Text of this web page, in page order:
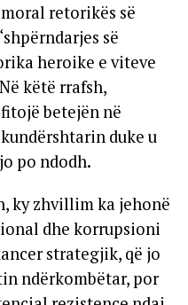
retorikës së
së
heroike e viteve
këtë rrafsh,
betejën në
duke u
po ndodh.
ky zhvillim ka jehonë
dhe korrupsioni
strategjik, që jo
ndërkombëtar, por